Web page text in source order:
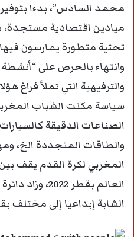
محمد السادس”، بدءا
ميادين اقتصادية مستجدة،
تحتية متطورة يمارسون
وانتهاء بالحرص على “أنشطة
والترفيهية التي تملأ فراغ
سياسة مكنت الشباب
الصناعات الدقيقة
والطاقات المتجددة الخ،
المغربي لكرة القدم يقف
العالم بقطر
الشابة إبداعيا إلى مختلف